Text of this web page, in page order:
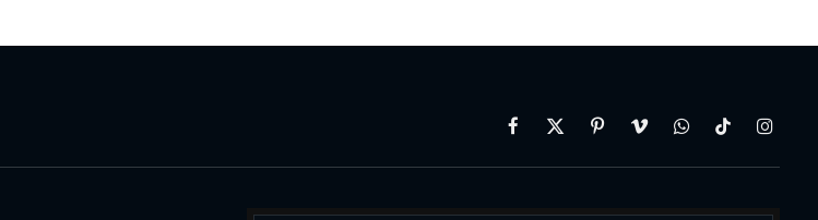
Facebook
X
PinterestVimeoWhatsAppTikTok